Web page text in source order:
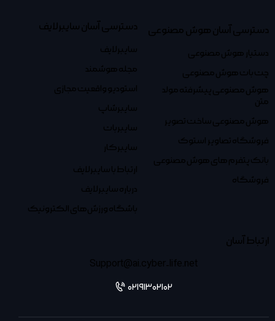
دسترسی آسان هوش مصنوعی
دستیار هوش مصنوعی
چت بات هوش مصنوعی
هوش مصنوعی پیشرفته مولد
متن
هوش مصنوعی ساخت تصویر
فروشگاه تصاویر استوک
بانک پتفرم های هوش مصنوعی
فروشگاه
دسترسی آسان سایبرلایف
سایبرلایف
مجله هوشمند
استودیو واقعیت مجازی
سایبرشاپ
سایبربات
سایبرکار
ارتباط با سایبرلایف
درباره سایبرلایف
باشگاه ورزش‌های الکترونیک
ارتباط آسان
Support@ai.cyber-life.net
02191302102